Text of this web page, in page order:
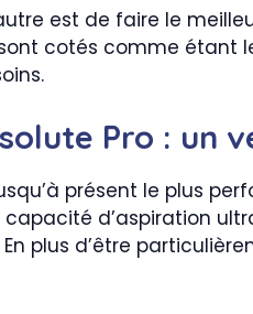
est de faire le
cotés comme étant
Pro : un
présent le plus
capacité d’aspiration
plus d’être